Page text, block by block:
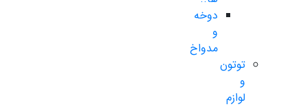
دوخه
و
مدواخ
توتون
و
لوازم